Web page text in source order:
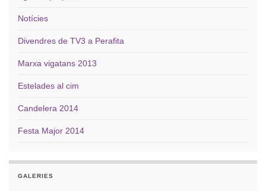
Notícies
Divendres de TV3 a Perafita
Marxa vigatans 2013
Estelades al cim
Candelera 2014
Festa Major 2014
GALERIES